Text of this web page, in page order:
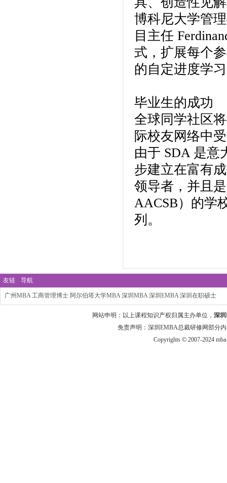
博科尼大学管
目主任
式，扩展每个
的自定进度学
毕业生的成功
全球同学社区
际校友网络中
由于 SDA 是意
步建立在富有
领导者，并且
AACSB）的学
列。
友链 导航
广州MBA 工商管理博士 阿尔伯塔大学MBA 深圳MBA 深圳EMBA 深圳在职硕士
网站申明：以上课程知识产权归属主办单位， 深
免责声明：深圳EMBA总裁研修网部分
Copyrights © 2007-2024